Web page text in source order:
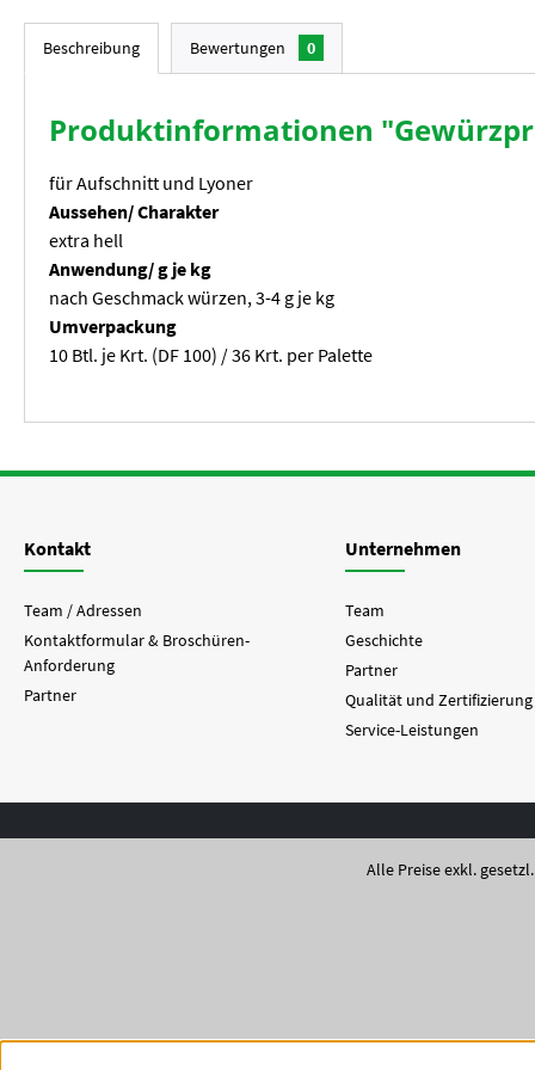
Beschreibung Bewertungen 0
Produktinformationen
für Aufschnitt und Lyoner
Aussehen/ Charakter
extra hell
Anwendung/ g je kg
nach Geschmack würzen, 3-4 g je kg
Umverpackung
10 Btl. je Krt. (DF 100) / 36 Krt. per Palette
Kontakt
Team / Adressen
Kontaktformular & Broschüren-
Anforderung
Partner
Unternehmen
Team
Geschichte
Partner
Qualität und Zertifizierung
Service-Leistungen
Alle Preise exkl.